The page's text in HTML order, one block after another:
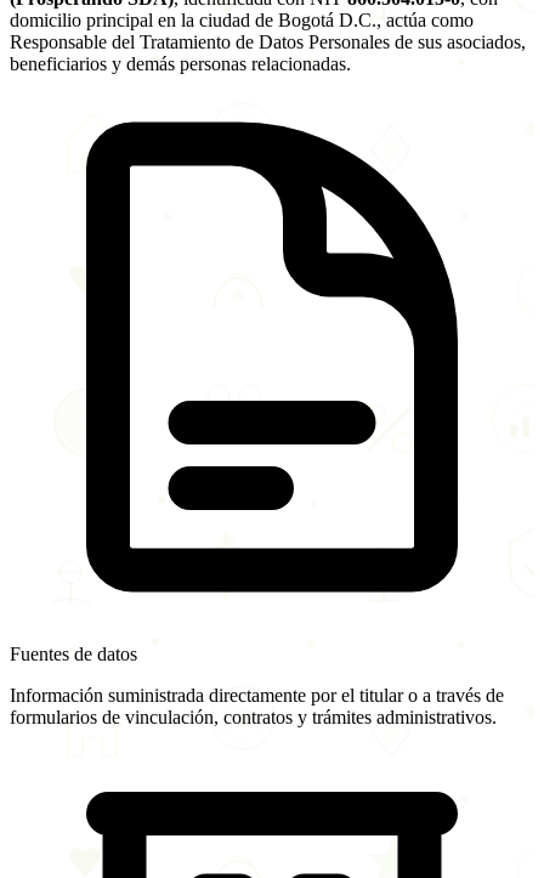
domicilio principal en la ciudad de Bogotá D.C., actúa como
Responsable del Tratamiento de Datos Personales de sus asociados,
beneficiarios y demás personas relacionadas.
Fuentes de datos
Información suministrada directamente por el titular o a través de
formularios de vinculación, contratos y trámites administrativos.